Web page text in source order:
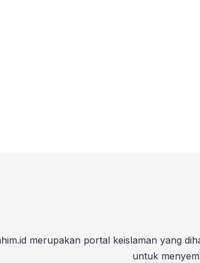
merupakan portal keislaman yang
untuk